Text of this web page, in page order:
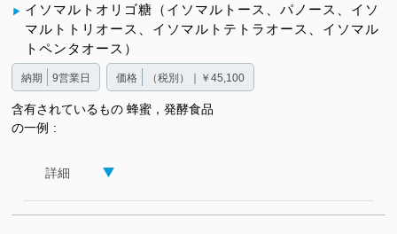
イソマルトオリゴ糖（イソマルトース、パノース、イソ
マルトトリオース、イソマルトテトラオース、イソマル
トペンタオース）
納期 9営業日 価格 （税別）｜￥45,100
含有されているもの
の一例
蜂蜜，発酵食品
詳細